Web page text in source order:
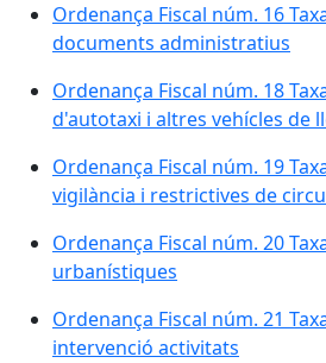
Ordenança Fiscal núm. 16
documents administratius
Ordenança Fiscal núm. 18
d'autotaxi i altres vehícles de
Ordenança Fiscal núm. 19
vigilància i restrictives de
Ordenança Fiscal núm. 20
urbanístiques
Ordenança Fiscal núm. 21
intervenció activitats